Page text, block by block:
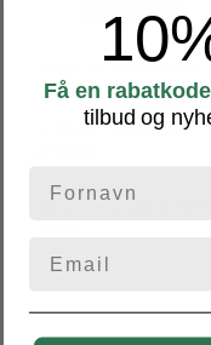
stk | Støtter knogle- og
arteriesundhed
LIFE EXTENSION
Leveringstid: 10-14
Få en
tilbud og